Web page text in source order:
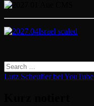
Lutz Scheufler bei YouTube